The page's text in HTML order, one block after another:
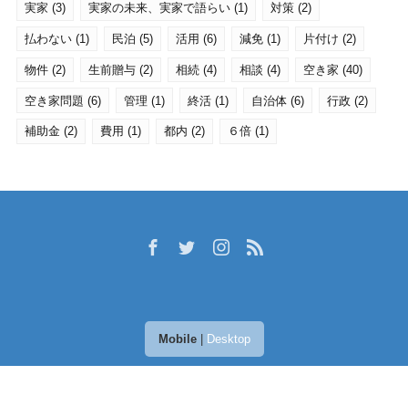
実家 (3) 実家の未来、実家で語らい(1) 対策(2)
払わない(1) 民泊 (5) 活用 (6) 減免 (1) 片付け (2)
物件(2) 生前贈与(2) 相続(4) 相談 (4) 空き家 (40)
空き家問題 (6) 管理 (1) 終活(1) 自治体 (6) 行政 (2)
補助金(2) 費用 (1) 都内 (2) ６倍 (1)
Mobile| Desktop